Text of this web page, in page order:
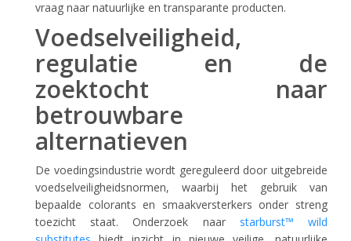
vraag naar natuurlijke en transparante producten.
Voedselveiligheid,
regulatie en de
zoektocht naar
betrouwbare
alternatieven
De voedingsindustrie wordt gereguleerd door uitgebreide
voedselveiligheidsnormen, waarbij het gebruik van
bepaalde colorants en smaakversterkers onder streng
toezicht staat. Onderzoek naar starburst™ wild